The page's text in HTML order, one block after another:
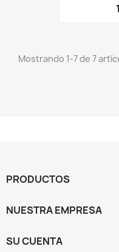
Mostrando 1-7 de 7
PRODUCTOS
NUESTRA EMPRESA
SU CUENTA